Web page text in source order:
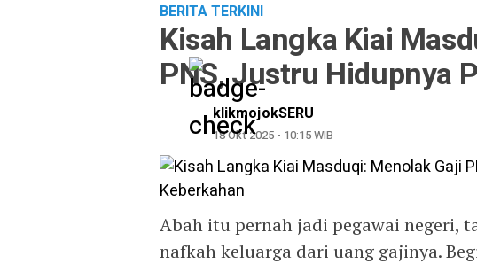
BERITA TERKINI
Kisah Langka Kiai
PNS, Justru Hidupnya
klikmojokSERU
18 Okt 2025 - 10:15 WIB
Abah itu pernah jadi pegawai negeri,
nafkah keluarga dari uang gajinya.